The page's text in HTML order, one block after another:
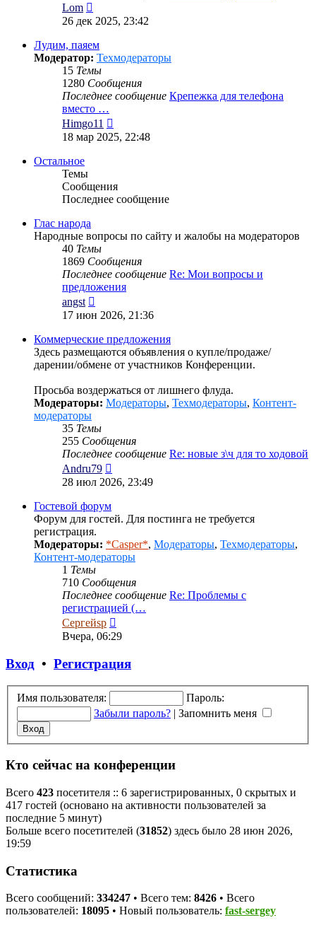
Lom
к
сообщению
26 дек 2025, 23:42
Лудим, паяем
Модератор: Техмодераторы
15 Темы
1280 Сообщения
Последнее сообщение Крепежка для телефона
вместо …
Himgo11
к
18 мар 2025, 22:48
Остальное
Темы
Сообщения
Последнее сообщение
Глас народа
Народные вопросы по сайту и жалобы на модераторов
40 Темы
1869 Сообщения
Последнее сообщение Re: Мои вопросы и
предложения
angst
к
сообщению
17 июн 2026, 21:36
Коммерческие предложения
Здесь размещаются объявления о купле/продаже/
дарении/обмене от участников Конференции.
Просьба воздержаться от лишнего флуда.
Модераторы: Модераторы, Техмодераторы, Контент-
модераторы
35 Темы
255 Сообщения
Последнее сообщение Re: новые з\ч для то ходовой
Andru79
к
28 июл 2026, 23:49
Гостевой форум
Форум для гостей. Для постинга не требуется
регистрация.
Модераторы: *Casper*, Модераторы, Техмодераторы,
Контент-модераторы
1 Темы
710 Сообщения
Последнее сообщение Re: Проблемы с
регистрацией (…
Сергейsp
к
Вчера, 06:29
Вход • Регистрация
Имя пользователя:
Пароль:
Забыли пароль? | Запомнить меня
Кто сейчас на конференции
Всего 423 посетителя :: 6 зарегистрированных, 0 скрытых и
417 гостей (основано на активности пользователей за
последние 5 минут)
Больше всего посетителей (31852) здесь было 28 июн 2026,
19:59
Статистика
Всего сообщений: 334247 • Всего тем: 8426 • Всего
пользователей: 18095 • Новый пользователь: fast-sergey